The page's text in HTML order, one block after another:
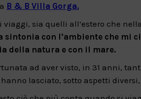
B & B Villa Gorga.
viaggi, sia quelli all’estero che
sintonia con l’ambiente che mi
della natura e con il mare.
ad aver visto, in 31 anni,
lasciato, sotto aspetti